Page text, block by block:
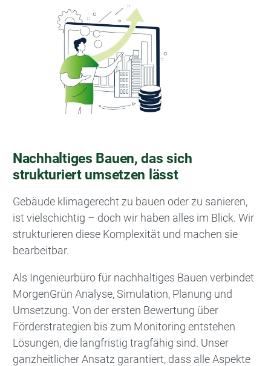
Nachhaltiges Bauen, das sich
strukturiert umsetzen lässt
Gebäude klimagerecht zu bauen oder zu sanieren,
ist vielschichtig – doch wir haben alles im Blick. Wir
strukturieren diese Komplexität und machen sie
bearbeitbar.
Als Ingenieurbüro für nachhaltiges Bauen verbindet
MorgenGrün Analyse, Simulation, Planung und
Umsetzung. Von der ersten Bewertung über
Förderstrategien bis zum Monitoring entstehen
Lösungen, die langfristig tragfähig sind. Unser
ganzheitlicher Ansatz garantiert, dass alle Aspekte